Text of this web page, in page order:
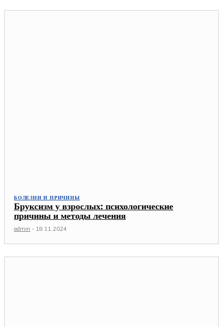
БОЛЕЗНИ И ПРИЧИНЫ
Бруксизм у взрослых: психологические
причины и методы лечения
admin - 18.11.2024